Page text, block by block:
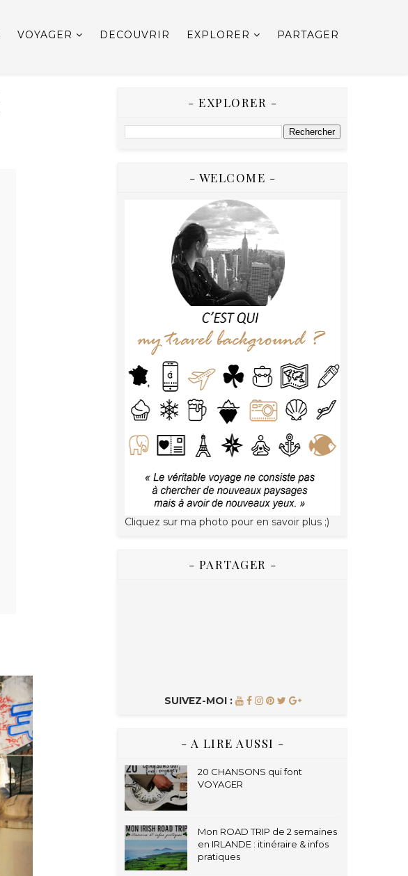
VOYAGER DECOUVRIR EXPLORER PARTAGER
- EXPLORER -
- WELCOME -
Cliquez sur ma photo pour en savoir plus ;)
- PARTAGER -
SUIVEZ-MOI :
- A LIRE AUSSI -
20 CHANSONS qui font
VOYAGER
Mon ROAD TRIP de 2 semaines
en IRLANDE : itinéraire & infos
pratiques